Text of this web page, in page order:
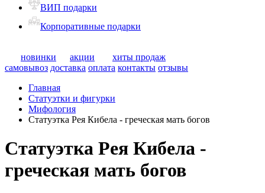
ВИП подарки
Корпоративные подарки
новинки акции
хиты продаж
самовывоз доставка оплата контакты отзывы
Главная
Статуэтки и фигурки
Мифология
Статуэтка Рея Кибела - греческая мать богов
Статуэтка Рея Кибела -
греческая мать богов